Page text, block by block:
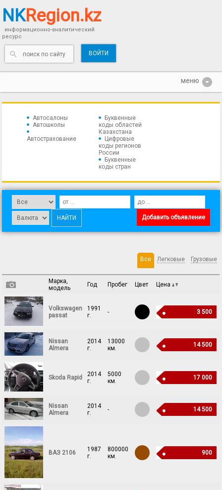
NKRegion.kz
информационно-аналитический
ресурс
ВОЙТИ
Автосалоны
Автошколы
Автострахование
Буквенные
коды областей
Казахстана
Цифровые
коды регионов
России
Буквенные
коды стран
Добавить объявление
Все Легковые Грузовые
Марка,
модель
Год Пробег Цвет Цена
Volkswagen
passat
1991
г.
- 3 500
Nissan
Almera
2014
г.
13000
км.
14 500
Skoda Rapid
2014
г.
5000
км.
17 000
Nissan
Almera
2014
г.
- 14 500
ВАЗ 2106
1987
г.
800000
км.
900